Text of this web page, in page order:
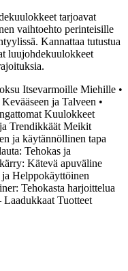
tarjoavat
vaihtoehto perinteisille
Kannattaa tutustua
luujohdekuulokkeet
Itsevarmoille Miehille •
ja Talveen •
Kuulokkeet
Trendikkäät Meikit
ja käytännöllinen tapa
Tehokas ja
Kätevä apuväline
Helppokäyttöinen
Tehokasta harjoittelua
Tuotteet